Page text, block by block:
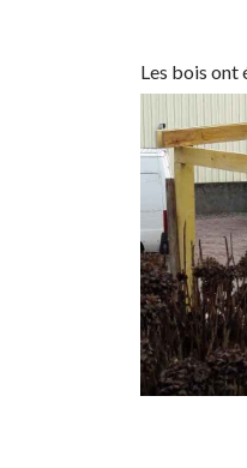
Les bois ont